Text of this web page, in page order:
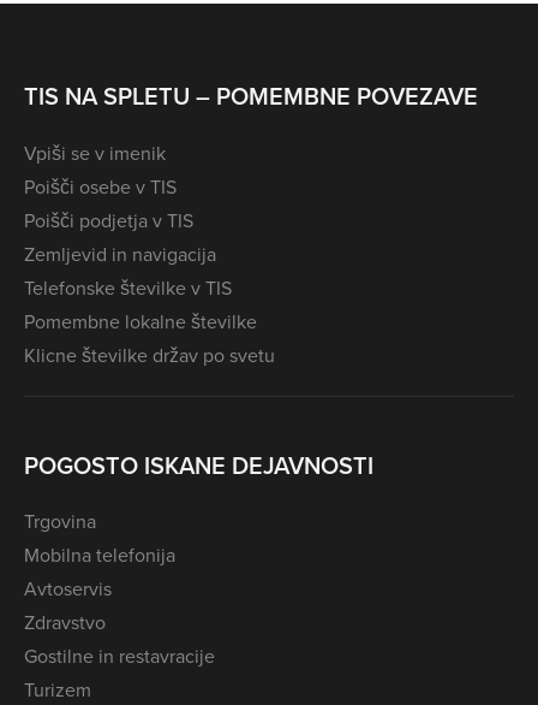
TIS NA SPLETU – POMEMBNE POVEZAVE
Vpiši se v imenik
Poišči osebe v TIS
Poišči podjetja v TIS
Zemljevid in navigacija
Telefonske številke v TIS
Pomembne lokalne številke
Klicne številke držav po svetu
POGOSTO ISKANE DEJAVNOSTI
Trgovina
Mobilna telefonija
Avtoservis
Zdravstvo
Gostilne in restavracije
Turizem